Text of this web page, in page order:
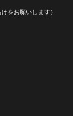
をお願いします）